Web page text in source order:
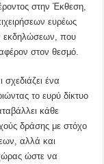
στην Έκθεση,
ευρέως
εκδηλώσεων, που
στον θεσμό.
σχεδιάζει ένα
το ευρύ δίκτυο
κάθε
δράσης με στόχο
αλλά και
χώρας ώστε να